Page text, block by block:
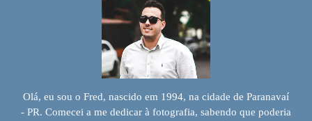
Olá, eu sou o Fred, nascido em 1994, na cidade de Paranavaí
- PR. Comecei a me dedicar à fotografia, sabendo que poderia